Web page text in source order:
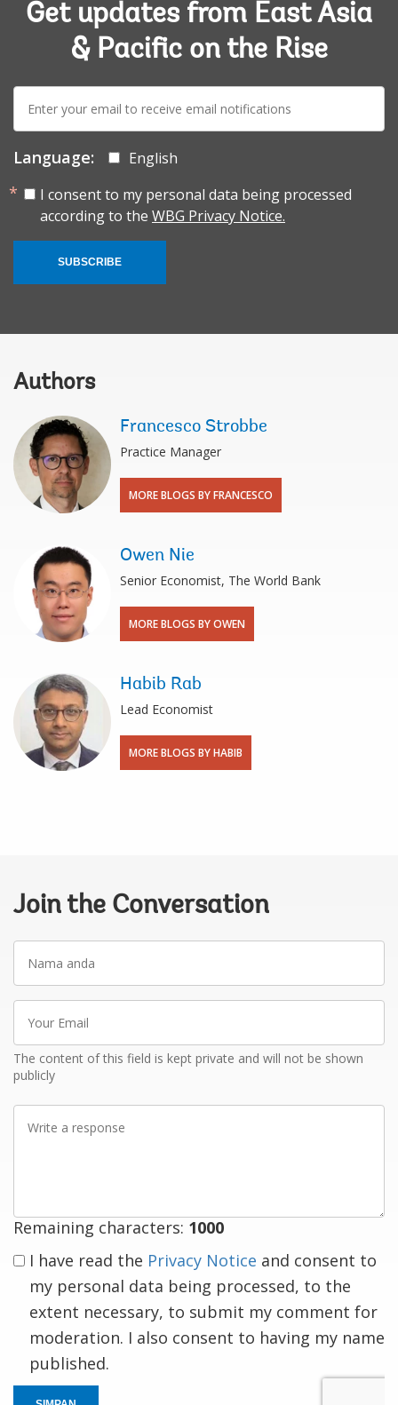
Get updates from East Asia
& Pacific on the Rise
mail:
Language:
English
I consent to my personal data being processed
according to the WBG Privacy Notice.
SUBSCRIBE
Authors
Francesco Strobbe
Practice Manager
MORE BLOGS BY FRANCESCO
Owen Nie
Senior Economist, The World Bank
MORE BLOGS BY OWEN
Habib Rab
Lead Economist
MORE BLOGS BY HABIB
Join the Conversation
anda
Email
The content of this field is kept private and will not be shown
publicly
Remaining characters: 1000
I have read the Privacy Notice and consent to
my personal data being processed, to the
extent necessary, to submit my comment for
moderation. I also consent to having my name
published.